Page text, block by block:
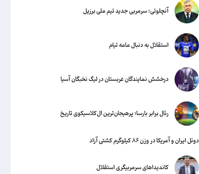
آنچلوتی؛ سرمربی جدید تیم ملی برزیل
استقلال به دنبال مامه تیام
درخشش نمایندگان عربستان در لیگ نخبگان آسیا
رئال برابر بارسا؛ پرهیجان‌‌ترین ال‌کلاسیکوی تاریخ
دوئل ایران و آمریکا در وزن ۸۶ کیلوگرم کشتی آزاد
کاندیداهای سرمربیگری استقلال